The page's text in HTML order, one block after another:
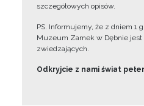
szczegółowych opisów.
PS. Informujemy, że z dniem 1
Muzeum Zamek w Dębnie
zwiedzających.
Odkryjcie z nami świat